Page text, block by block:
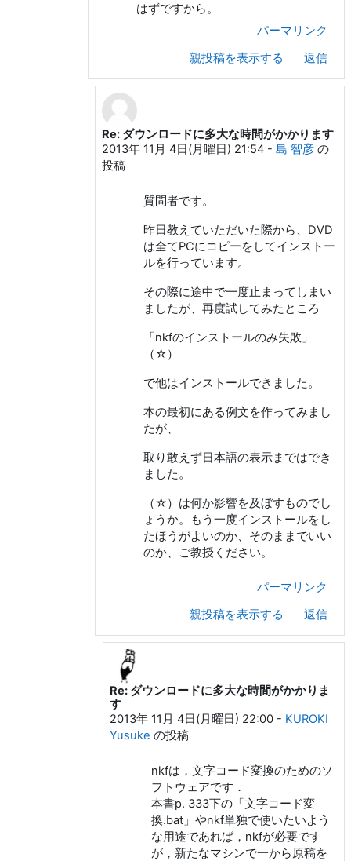
はずですから。
パーマリンク
親投稿を表示する
返信
奥村 晴彦 への返信
Re: ダウンロードに多大な時間がかかります
2013年 11月 4日(月曜日) 21:54 -島 智彦 の
投稿
質問者です。
昨日教えていただいた際から、DVD
は全てPCにコピーをしてインストー
ルを行っています。
その際に途中で一度止まってしまい
ましたが、再度試してみたところ
「nkfのインストールのみ失敗」
（☆）
で他はインストールできました。
本の最初にある例文を作ってみまし
たが、
取り敢えず日本語の表示まではでき
ました。
（☆）は何か影響を及ぼすものでし
ょうか。もう一度インストールをし
たほうがよいのか、そのままでいい
のか、ご教授ください。
パーマリンク
親投稿を表示する
返信
島 智彦 への返信
Re: ダウンロードに多大な時間がかかりま
す
2013年 11月 4日(月曜日) 22:00- KUROKI
Yusuke の投稿
nkfは，文字コード変換のためのソ
フトウェアです．
本書p. 333下の「文字コード変
換.bat」やnkf単独で使いたいよう
な用途であれば，nkfが必要です
が，新たなマシンで一から原稿を